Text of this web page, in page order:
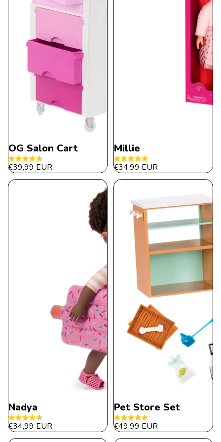
OG Salon Cart
4.7
de
€39,99 EUR
Millie
4.8
de
194
reseñas
€34,99 EUR
Nadya
4.6
de
€34,99 EUR
Pet Store Set
4.6
de
€49,99 EUR